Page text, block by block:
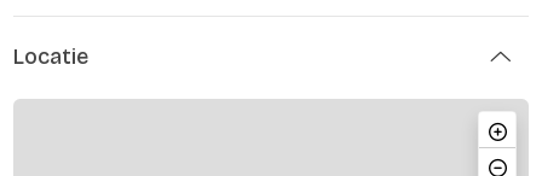
Locatie